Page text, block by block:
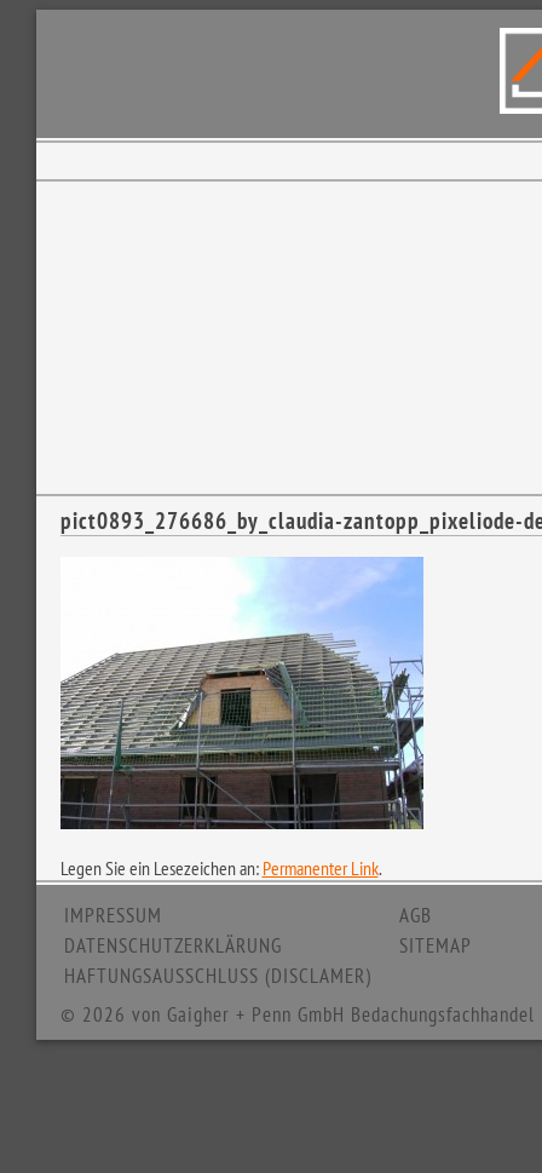
pict0893_276686_by_claudia-zantopp_pixeliode-
Legen Sie ein Lesezeichen an: Permanenter Link.
IMPRESSUM
DATENSCHUTZERKLÄRUNG
HAFTUNGSAUSSCHLUSS (DISCLAMER)
AGB
SITEMAP
© 2026 von Gaigher + Penn GmbH Bedachungsfachhandel